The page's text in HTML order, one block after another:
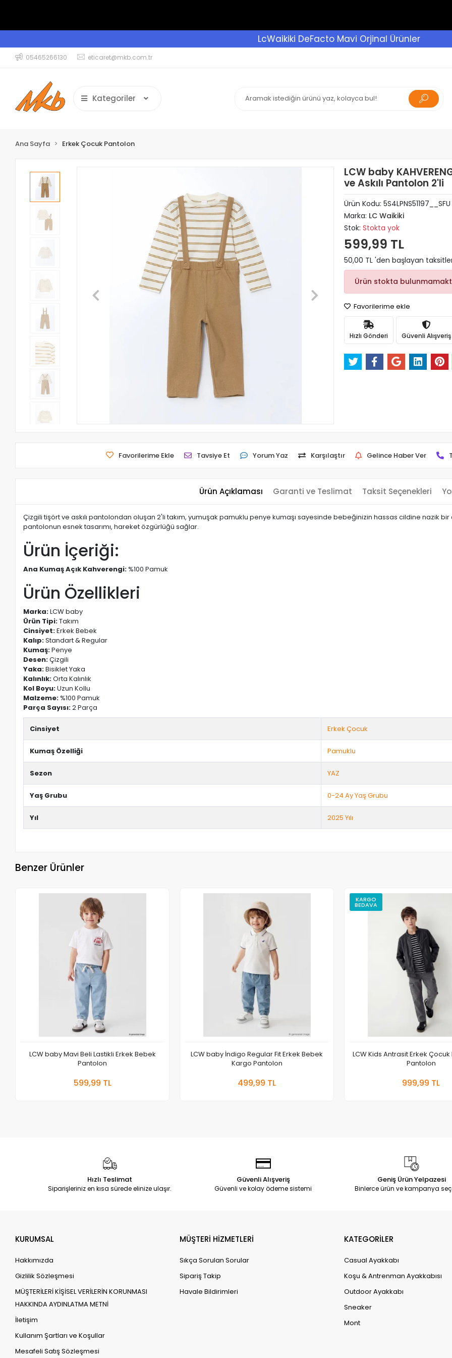
LcWaikiki DeFacto Mavi Orjinal Ürünler
05465266130 eticaret@mkb.com.tr
Kategoriler
Ana Sayfa Erkek Çocuk Pantolon
LCW baby
ve Askılı Pantolon 2'li
Ürün Kodu: 5S4LPNS51197__SFU
Marka: LC Waikiki
Stok: Stokta yok
599,99 TL
50,00 TL 'den başlayan
Ürün stokta
Favorilerime ekle
Hızlı Gönderi Güvenli Alışveriş
Favorilerime Ekle Tavsiye Et Yorum Yaz Karşılaştır Gelince Haber Ver
Ürün Açıklaması Garanti ve Teslimat Taksit Seçenekleri
Çizgili tişört ve askılı pantolondan oluşan 2'li takım, yumuşak pamuklu penye kumaşı sayesinde bebeğinizin hassas cildine nazik bir
pantolonun esnek tasarımı, hareket özgürlüğü sağlar.
Ürün İçeriği:
Ana Kumaş Açık Kahverengi: %100 Pamuk
Ürün Özellikleri
Marka:LCW baby
Ürün Tipi:Takım
Cinsiyet:Erkek Bebek
Kalıp:Standart & Regular
Kumaş:Penye
Desen:Çizgili
Yaka:Bisiklet Yaka
Kalınlık:Orta Kalınlık
Kol Boyu:Uzun Kollu
Malzeme: %100 Pamuk
Parça Sayısı:2 Parça
Cinsiyet Erkek Çocuk
Kumaş Özelliği Pamuklu
Sezon YAZ
Yaş Grubu 0-24 Ay Yaş Grubu
Yıl 2025 Yılı
Benzer Ürünler
LCW baby Mavi Beli Lastikli Erkek Bebek
Pantolon
599,99 TL
LCW baby İndigo Regular Fit Erkek Bebek
Kargo Pantolon
499,99 TL
KARGO
BEDAVA
LCW Kids Antrasit Erkek
Pantolon
999,99 TL
Hızlı Teslimat
Siparişleriniz en kısa sürede elinize ulaşır.
Güvenli Alışveriş
Güvenli ve kolay ödeme sistemi
Geniş Ürün Yelpazesi
Binlerce ürün ve kampanya
KURUMSAL
Hakkımızda
Gizlilik Sözleşmesi
MÜŞTERİLERİ KİŞİSEL VERİLERİN KORUNMASI
HAKKINDA AYDINLATMA METNİ
İletişim
Kullanım Şartları ve Koşullar
Mesafeli Satış Sözleşmesi
MÜŞTERİ HİZMETLERİ
Sıkça Sorulan Sorular
Sipariş Takip
Havale Bildirimleri
KATEGORİLER
Casual Ayakkabı
Koşu & Antrenman Ayakkabısı
Outdoor Ayakkabı
Sneaker
Mont